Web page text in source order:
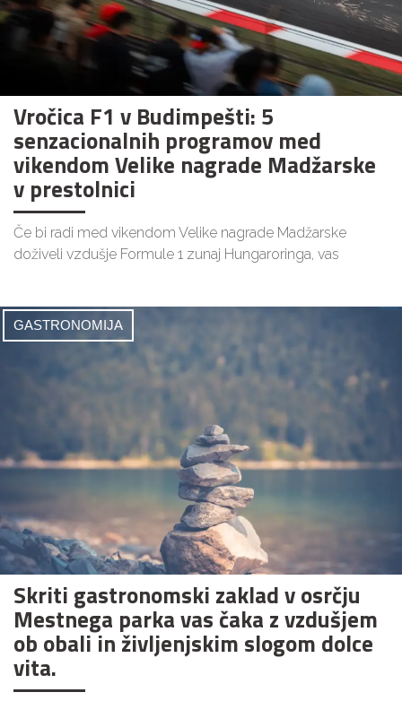
Vročica F1 v Budimpešti: 5
senzacionalnih programov med
vikendom Velike nagrade Madžarske
v prestolnici
Če bi radi med vikendom Velike nagrade Madžarske
doživeli vzdušje Formule 1 zunaj Hungaroringa, vas
GASTRONOMIJA
Skriti gastronomski zaklad v osrčju
Mestnega parka vas čaka z vzdušjem
ob obali in življenjskim slogom dolce
vita.